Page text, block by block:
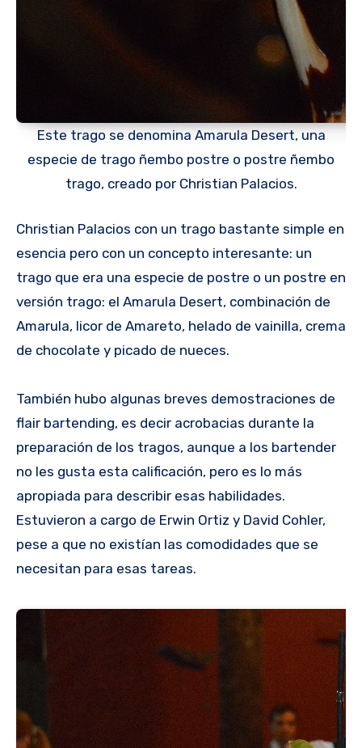
Este trago se denomina Amarula Desert, una
especie de trago ñembo postre o postre ñembo
trago, creado por Christian Palacios.
Christian Palacios con un trago bastante simple en
esencia pero con un concepto interesante: un
trago que era una especie de postre o un postre en
versión trago: el Amarula Desert, combinación de
Amarula, licor de Amareto, helado de vainilla, crema
de chocolate y picado de nueces.
También hubo algunas breves demostraciones de
flair bartending, es decir acrobacias durante la
preparación de los tragos, aunque a los bartender
no les gusta esta calificación, pero es lo más
apropiada para describir esas habilidades.
Estuvieron a cargo de Erwin Ortiz y David Cohler,
pese a que no existían las comodidades que se
necesitan para esas tareas.